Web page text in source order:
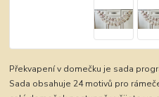
Překvapení v domečku je sada
Sada obsahuje 24 motivů pro